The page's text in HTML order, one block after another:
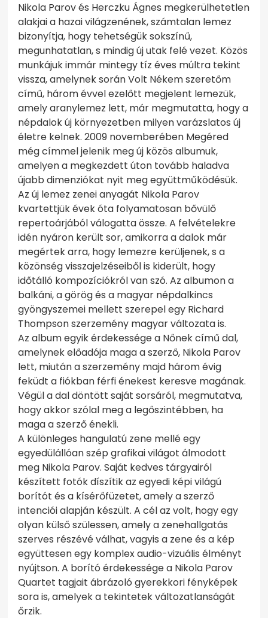
Nikola Parov és Herczku Ágnes megkerülhetetlen
alakjai a hazai világzenének, számtalan lemez
bizonyítja, hogy tehetségük sokszínű,
megunhatatlan, s mindig új utak felé vezet. Közös
munkájuk immár mintegy tíz éves múltra tekint
vissza, amelynek során Volt Nékem szeretőm
című, három évvel ezelőtt megjelent lemezük,
amely aranylemez lett, már megmutatta, hogy a
népdalok új környezetben milyen varázslatos új
életre kelnek. 2009 novemberében Megéred
még címmel jelenik meg új közös albumuk,
amelyen a megkezdett úton tovább haladva
újabb dimenziókat nyit meg együttműködésük.
Az új lemez zenei anyagát Nikola Parov
kvartettjük évek óta folyamatosan bővülő
repertoárjából válogatta össze. A felvételekre
idén nyáron került sor, amikorra a dalok már
megértek arra, hogy lemezre kerüljenek, s a
közönség visszajelzéseiből is kiderült, hogy
időtálló kompozíciókról van szó. Az albumon a
balkáni, a görög és a magyar népdalkincs
gyöngyszemei mellett szerepel egy Richard
Thompson szerzemény magyar változata is.
Az album egyik érdekessége a Nőnek című dal,
amelynek előadója maga a szerző, Nikola Parov
lett, miután a szerzemény majd három évig
feküdt a fiókban férfi énekest keresve magának.
Végül a dal döntött saját sorsáról, megmutatva,
hogy akkor szólal meg a legőszintébben, ha
maga a szerző énekli.
A különleges hangulatú zene mellé egy
egyedülállóan szép grafikai világot álmodott
meg Nikola Parov. Saját kedves tárgyairól
készített fotók díszítik az egyedi képi világú
borítót és a kísérőfüzetet, amely a szerző
intenciói alapján készült. A cél az volt, hogy egy
olyan külső szülessen, amely a zenehallgatás
szerves részévé válhat, vagyis a zene és a kép
együttesen egy komplex audio-vizuális élményt
nyújtson. A borító érdekessége a Nikola Parov
Quartet tagjait ábrázoló gyerekkori fényképek
sora is, amelyek a tekintetek változatlanságát
őrzik.